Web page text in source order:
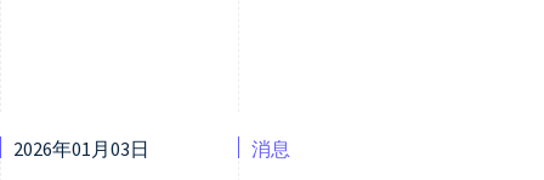
2026年01月03日
消息